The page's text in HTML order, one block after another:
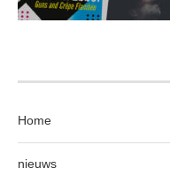
Home
nieuws